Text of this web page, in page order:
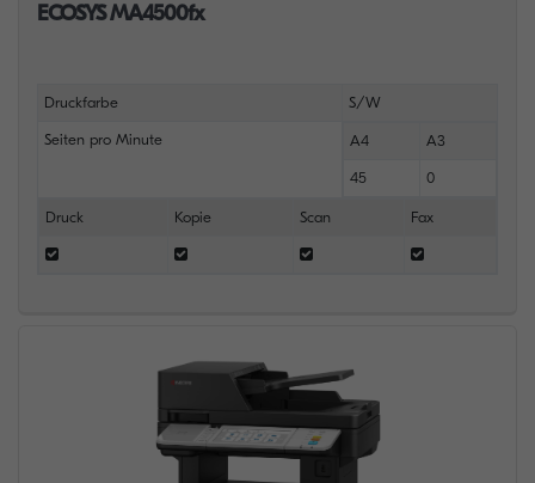
ECOSYS MA4500fx
Druckfarbe S/W
Seiten pro Minute A4 A3
45 0
Druck Kopie Scan Fax